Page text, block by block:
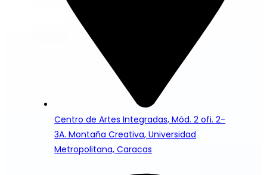
Centro de Artes Integradas, Mód. 2 ofi. 2-
3A. Montaña Creativa, Universidad
Metropolitana, Caracas